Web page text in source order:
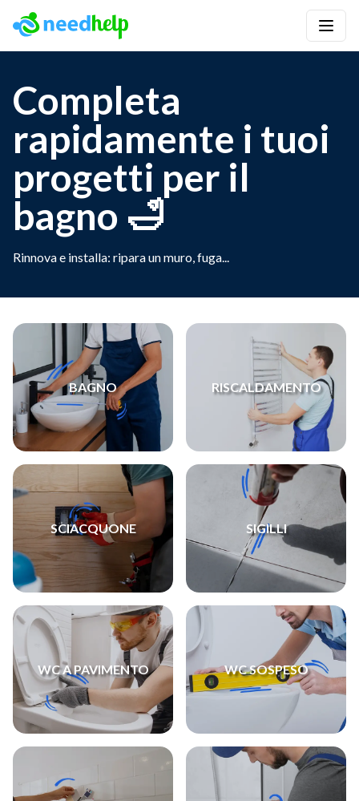
Completa
rapidamente i tuoi
progetti per il
bagno 🛁
Rinnova e installa: ripara un muro, fuga...
BAGNO RISCALDAMENTO
SCIACQUONE SIGILLI
WC A PAVIMENTO WC SOSPESO